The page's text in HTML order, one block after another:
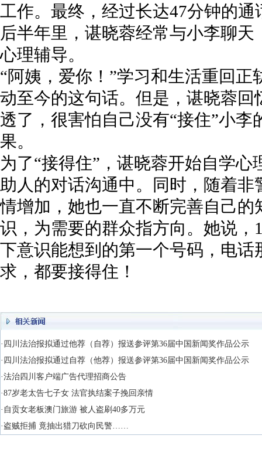
工作。最终，经过长达47分钟的
后半年里，谌晓蓉经常与小李聊
心理辅导。
“阿姨，爱你！”学习和生活重回
动至今的这句话。但是，谌晓蓉
透了，很害怕自己没有“接住”小
果。
为了“接得住”，谌晓蓉开始自学
助人的对话沟通中。同时，随着
情增加，她也一直不断完善自己
识，为需要的群众指方向。她说，
下意识能想到的第一个号码，电
求，都要接得住！
·四川法治报拟通过他荐（自荐）报送参评第36届中国新闻奖作品公示
·四川法治报拟通过自荐（他荐）报送参评第36届中国新闻奖作品公示
·法治四川客户端广告代理招商公告
·87岁老太告七子女 法官执结案子挽回亲情
·自贡女老板澳门旅游 被人盗刷40多万元
·盗贼拒捕 竟抽出猎刀砍向民警……